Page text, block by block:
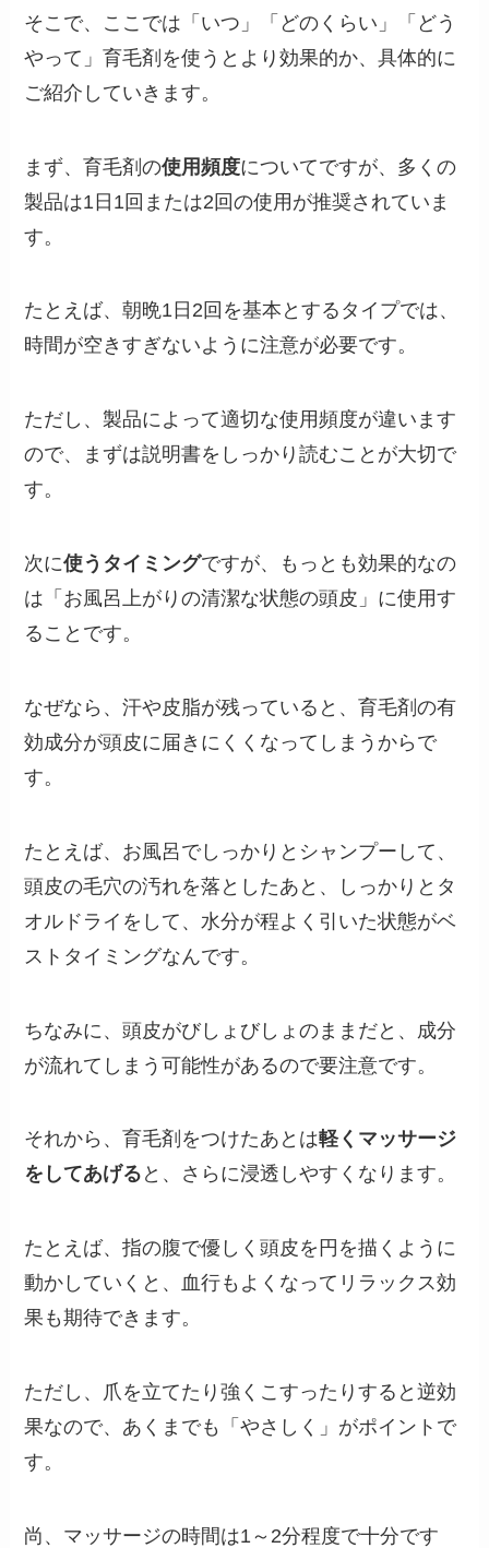
そこで、ここでは「いつ」「どのくらい」「どう
やって」育毛剤を使うとより効果的か、具体的に
ご紹介していきます。
まず、育毛剤の使用頻度についてですが、多くの
製品は1日1回または2回の使用が推奨されていま
す。
たとえば、朝晩1日2回を基本とするタイプでは、
時間が空きすぎないように注意が必要です。
ただし、製品によって適切な使用頻度が違います
ので、まずは説明書をしっかり読むことが大切で
す。
次に使うタイミングですが、もっとも効果的なの
は「お風呂上がりの清潔な状態の頭皮」に使用す
ることです。
なぜなら、汗や皮脂が残っていると、育毛剤の有
効成分が頭皮に届きにくくなってしまうからで
す。
たとえば、お風呂でしっかりとシャンプーして、
頭皮の毛穴の汚れを落としたあと、しっかりとタ
オルドライをして、水分が程よく引いた状態がベ
ストタイミングなんです。
ちなみに、頭皮がびしょびしょのままだと、成分
が流れてしまう可能性があるので要注意です。
それから、育毛剤をつけたあとは軽くマッサージ
をしてあげる と、さらに浸透しやすくなります。
たとえば、指の腹で優しく頭皮を円を描くように
動かしていくと、血行もよくなってリラックス効
果も期待できます。
ただし、爪を立てたり強くこすったりすると逆効
果なので、あくまでも「やさしく」がポイントで
す。
尚、マッサージの時間は1～2分程度で十分です